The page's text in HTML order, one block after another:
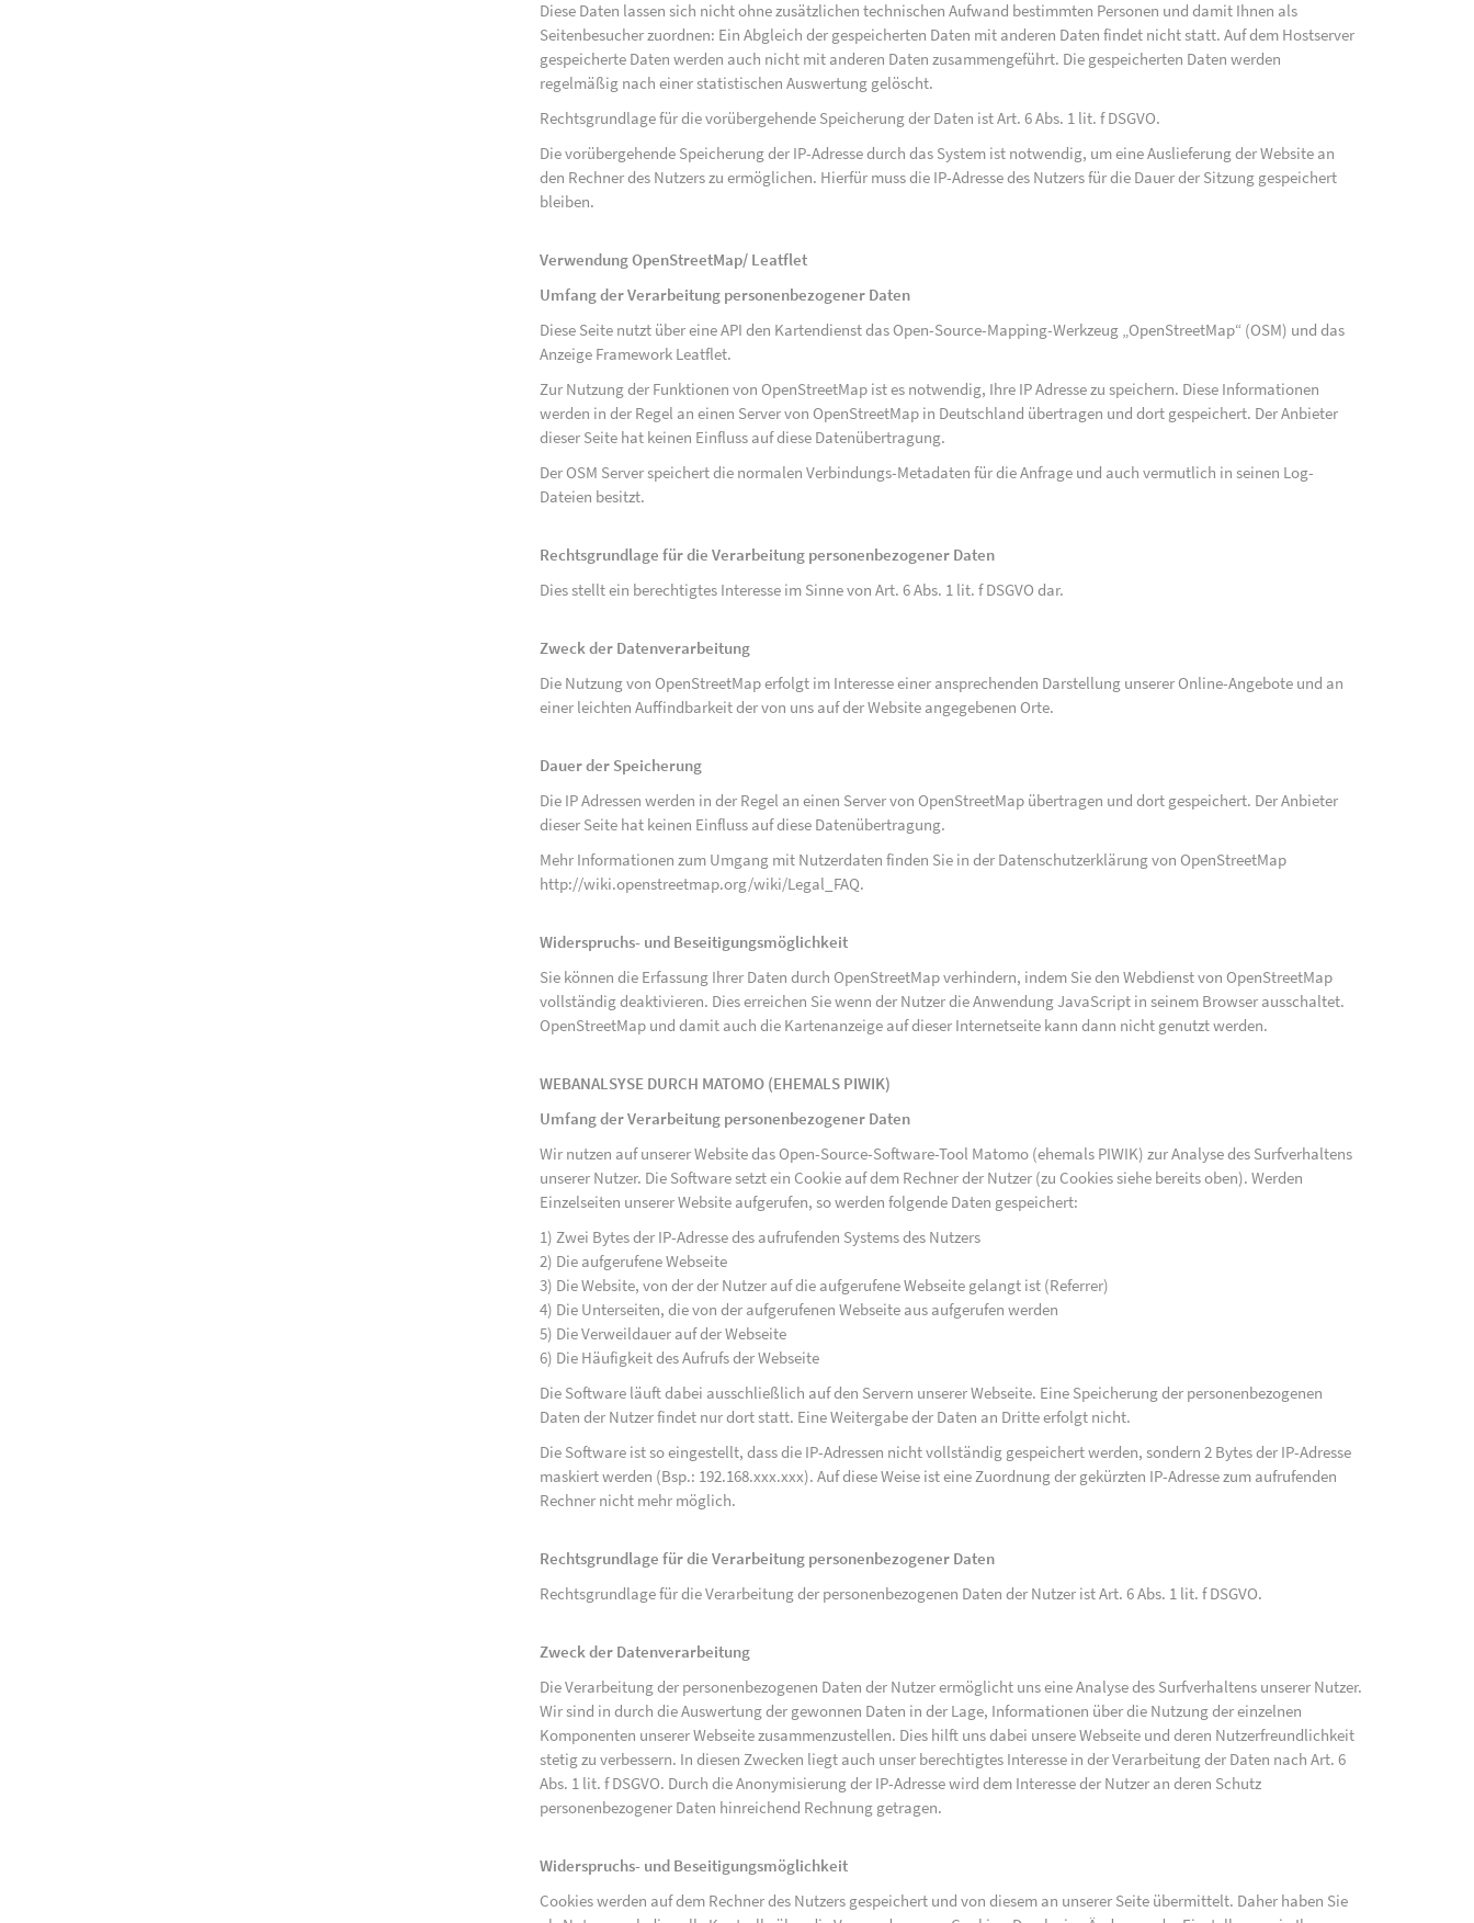
Diese Daten lassen sich nicht ohne zusätzlichen technischen Aufwand bestimmten Personen und damit Ihnen als
Seitenbesucher zuordnen: Ein Abgleich der gespeicherten Daten mit anderen Daten findet nicht statt. Auf dem Hostserver
gespeicherte Daten werden auch nicht mit anderen Daten zusammengeführt. Die gespeicherten Daten werden
regelmäßig nach einer statistischen Auswertung gelöscht.
Rechtsgrundlage für die vorübergehende Speicherung der Daten ist Art. 6 Abs. 1 lit. f DSGVO.
Die vorübergehende Speicherung der IP-Adresse durch das System ist notwendig, um eine Auslieferung der Website an
den Rechner des Nutzers zu ermöglichen. Hierfür muss die IP-Adresse des Nutzers für die Dauer der Sitzung gespeichert
bleiben.
Verwendung OpenStreetMap/ Leatflet
Umfang der Verarbeitung personenbezogener Daten
Diese Seite nutzt über eine API den Kartendienst das Open-Source-Mapping-Werkzeug „OpenStreetMap“ (OSM) und das
Anzeige Framework Leatflet.
Zur Nutzung der Funktionen von OpenStreetMap ist es notwendig, Ihre IP Adresse zu speichern. Diese Informationen
werden in der Regel an einen Server von OpenStreetMap in Deutschland übertragen und dort gespeichert. Der Anbieter
dieser Seite hat keinen Einfluss auf diese Datenübertragung.
Der OSM Server speichert die normalen Verbindungs-Metadaten für die Anfrage und auch vermutlich in seinen Log-
Dateien besitzt.
Rechtsgrundlage für die Verarbeitung personenbezogener Daten
Dies stellt ein berechtigtes Interesse im Sinne von Art. 6 Abs. 1 lit. f DSGVO dar.
Zweck der Datenverarbeitung
Die Nutzung von OpenStreetMap erfolgt im Interesse einer ansprechenden Darstellung unserer Online-Angebote und an
einer leichten Auffindbarkeit der von uns auf der Website angegebenen Orte.
Dauer der Speicherung
Die IP Adressen werden in der Regel an einen Server von OpenStreetMap übertragen und dort gespeichert. Der Anbieter
dieser Seite hat keinen Einfluss auf diese Datenübertragung.
Mehr Informationen zum Umgang mit Nutzerdaten finden Sie in der Datenschutzerklärung von OpenStreetMap
http://wiki.openstreetmap.org/wiki/Legal_FAQ.
Widerspruchs- und Beseitigungsmöglichkeit
Sie können die Erfassung Ihrer Daten durch OpenStreetMap verhindern, indem Sie den Webdienst von OpenStreetMap
vollständig deaktivieren. Dies erreichen Sie wenn der Nutzer die Anwendung JavaScript in seinem Browser ausschaltet.
OpenStreetMap und damit auch die Kartenanzeige auf dieser Internetseite kann dann nicht genutzt werden.
WEBANALSYSE DURCH MATOMO (EHEMALS PIWIK)
Umfang der Verarbeitung personenbezogener Daten
Wir nutzen auf unserer Website das Open-Source-Software-Tool Matomo (ehemals PIWIK) zur Analyse des Surfverhaltens
unserer Nutzer. Die Software setzt ein Cookie auf dem Rechner der Nutzer (zu Cookies siehe bereits oben). Werden
Einzelseiten unserer Website aufgerufen, so werden folgende Daten gespeichert:
1) Zwei Bytes der IP-Adresse des aufrufenden Systems des Nutzers
2) Die aufgerufene Webseite
3) Die Website, von der der Nutzer auf die aufgerufene Webseite gelangt ist (Referrer)
4) Die Unterseiten, die von der aufgerufenen Webseite aus aufgerufen werden
5) Die Verweildauer auf der Webseite
6) Die Häufigkeit des Aufrufs der Webseite
Die Software läuft dabei ausschließlich auf den Servern unserer Webseite. Eine Speicherung der personenbezogenen
Daten der Nutzer findet nur dort statt. Eine Weitergabe der Daten an Dritte erfolgt nicht.
Die Software ist so eingestellt, dass die IP-Adressen nicht vollständig gespeichert werden, sondern 2 Bytes der IP-Adresse
maskiert werden (Bsp.: 192.168.xxx.xxx). Auf diese Weise ist eine Zuordnung der gekürzten IP-Adresse zum aufrufenden
Rechner nicht mehr möglich.
Rechtsgrundlage für die Verarbeitung personenbezogener Daten
Rechtsgrundlage für die Verarbeitung der personenbezogenen Daten der Nutzer ist Art. 6 Abs. 1 lit. f DSGVO.
Zweck der Datenverarbeitung
Die Verarbeitung der personenbezogenen Daten der Nutzer ermöglicht uns eine Analyse des Surfverhaltens unserer Nutzer.
Wir sind in durch die Auswertung der gewonnen Daten in der Lage, Informationen über die Nutzung der einzelnen
Komponenten unserer Webseite zusammenzustellen. Dies hilft uns dabei unsere Webseite und deren Nutzerfreundlichkeit
stetig zu verbessern. In diesen Zwecken liegt auch unser berechtigtes Interesse in der Verarbeitung der Daten nach Art. 6
Abs. 1 lit. f DSGVO. Durch die Anonymisierung der IP-Adresse wird dem Interesse der Nutzer an deren Schutz
personenbezogener Daten hinreichend Rechnung getragen.
Widerspruchs- und Beseitigungsmöglichkeit
Cookies werden auf dem Rechner des Nutzers gespeichert und von diesem an unserer Seite übermittelt. Daher haben Sie